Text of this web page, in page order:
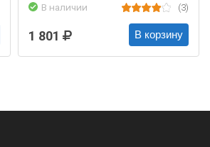
В наличии (3)
1 801 В корзину